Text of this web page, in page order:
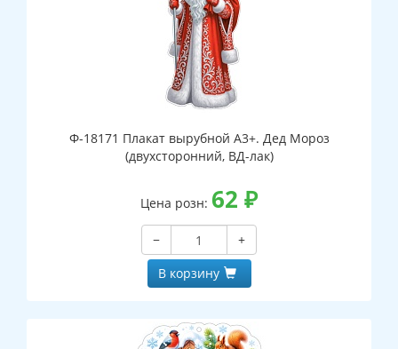
Ф-18171 Плакат вырубной А3+. Дед Мороз
(двухсторонний, ВД-лак)
Цена розн: 62 ₽
−
+
В корзину